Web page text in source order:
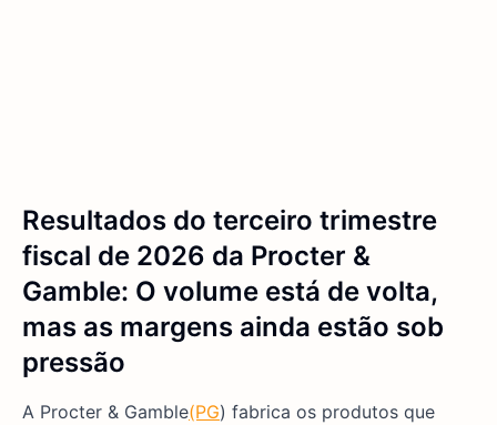
Resultados do terceiro trimestre
fiscal de 2026 da Procter &
Gamble: O volume está de volta,
mas as margens ainda estão sob
pressão
A Procter & Gamble(PG) fabrica os produtos que